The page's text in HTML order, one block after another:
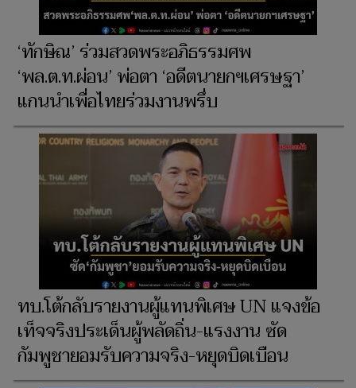
‘ทักษิณ’ ร่วมสวดพระอภิธรรมศพ
‘พล.ต.ท.ผ่อน’ พ่อตา ‘อดีตนายกฯเศรษฐา’
แกนนำเพื่อไทยร่วมงานพรึ่บ
ทบ.โต้กลับรายงานผู้แทนพิเศษ UN แจงข้อ
เท็จจริงประเด็นผู้พลัดถิ่น-แรงงาน ซัด
กัมพูชายอมรับความจริง-หยุดบิดเบือน